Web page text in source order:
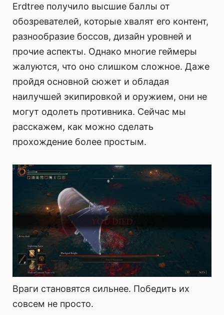
Erdtree получило высшие баллы от
обозревателей, которые хвалят его контент,
разнообразие боссов, дизайн уровней и
прочие аспекты. Однако многие геймеры
жалуются, что оно слишком сложное. Даже
пройдя основной сюжет и обладая
наилучшей экипировкой и оружием, они не
могут одолеть противника. Сейчас мы
расскажем, как можно сделать
прохождение более простым.
Враги становятся сильнее. Победить их
совсем не просто.